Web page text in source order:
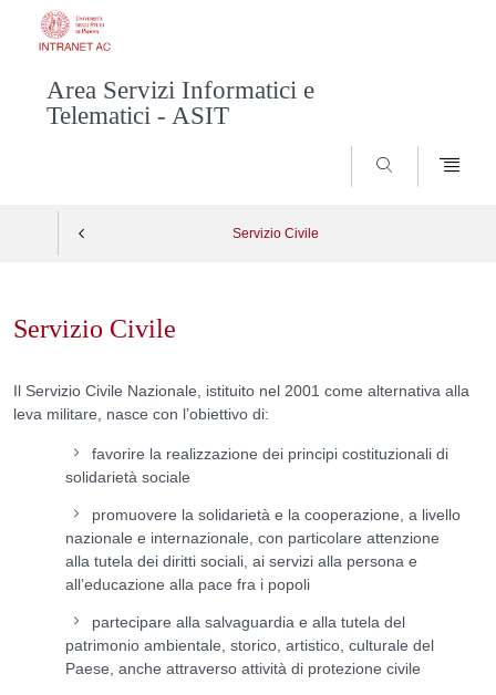
Area Servizi Informatici e
Telematici - ASIT
SEARCH
Servizio Civile
content
Servizio Civile
Il Servizio Civile Nazionale, istituito nel 2001 come alternativa alla
leva militare, nasce con l’obiettivo di:
favorire la realizzazione dei principi costituzionali di
solidarietà sociale
promuovere la solidarietà e la cooperazione, a livello
nazionale e internazionale, con particolare attenzione
alla tutela dei diritti sociali, ai servizi alla persona e
all’educazione alla pace fra i popoli
partecipare alla salvaguardia e alla tutela del
patrimonio ambientale, storico, artistico, culturale del
Paese, anche attraverso attività di protezione civile